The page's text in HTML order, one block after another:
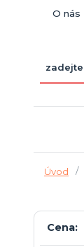
O nás
Úvod
Cena: